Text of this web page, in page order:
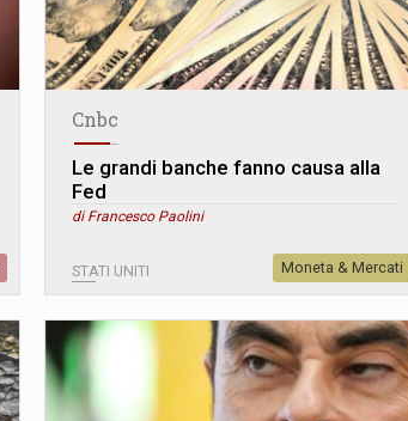
Cnbc
Le grandi banche fanno causa alla
Fed
di Francesco Paolini
STATI UNITI Moneta & Mercati